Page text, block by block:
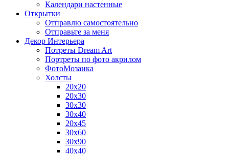
Календари настенные
Открытки
Отправлю самостоятельно
Отправьте за меня
Декор Интерьера
Потреты Dream Art
Портреты по фото акрилом
ФотоМозаика
Холсты
20х20
20х30
30х30
30х40
20х45
30х60
30х90
40х40